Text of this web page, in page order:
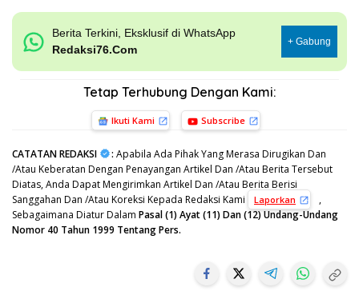
Berita Terkini, Eksklusif di WhatsApp
Redaksi76.Com
+ Gabung
Tetap Terhubung Dengan Kami:
Ikuti Kami Subscribe
CATATAN REDAKSI : Apabila Ada Pihak Yang Merasa Dirugikan Dan
/Atau Keberatan Dengan Penayangan Artikel Dan /Atau Berita Tersebut
Diatas, Anda Dapat Mengirimkan Artikel Dan /Atau Berita Berisi
Sanggahan Dan /Atau Koreksi Kepada Redaksi Kami
Laporkan
,
Sebagaimana Diatur Dalam Pasal (1) Ayat (11) Dan (12) Undang-Undang
Nomor 40 Tahun 1999 Tentang Pers.